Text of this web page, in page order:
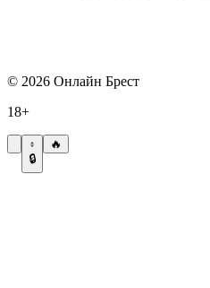
© 2026 Онлайн Брест
18+
🔒
🔥